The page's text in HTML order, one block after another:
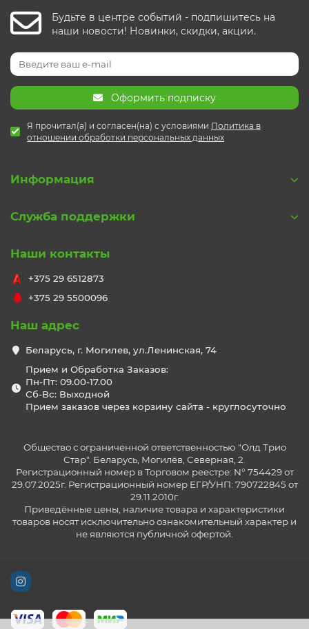
Будьте в центре событий - подпишитесь на
наши новости! Новинки, скидки, акции.
Оформить подписку
Я прочитал(а) и согласен(на) с условиями Политика в
отношении обработки персональных данных
Информация
Служба поддержки
Наши контакты
+375 29 6512873
+375 29 5500096
Наш адрес
Беларусь, г. Могилев, ул.Ленинская, 74
Прием и Обработка Заказов:
Пн-Пт: 09.00-17.00
Сб-Вс: Выходной
Прием заказов через корзину сайта - круглосуточно
Общество с ограниченной ответственностью "Олд Трио
Стар". Беларусь, Могилёв, Северная, 2.
Регистрационный номер в Торговом реестре: N° 754429 от
29.07.2025г. Регистрационный номер ЕГР/УНП: 790722845 от
29.11.2010г.
Приведённые цены, наличие товара и характеристики
товаров носят исключительно ознакомительный характер и
не являются публичной офертой.